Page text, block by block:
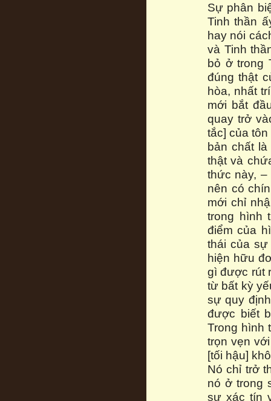
Sự phân
Tinh thần
hay nói
và Tinh
bỏ ở trong
đúng thật
hòa, nhất
mới bắt
quay trở
tắc] của
bản chất
thật và
thức này,
nên có
mới chỉ
trong hình
điểm của
thái của sự
hiện hữu
gì được rút
từ bất kỳ
sự quy
được biết
Trong hình
trọn vẹn
[tối hậu]
Nó chỉ trở
nó ở trong
sự xác tín